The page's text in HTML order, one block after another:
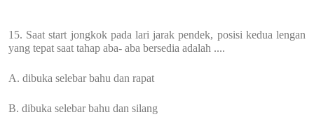
15. Saat start jongkok pada lari jarak pendek, posisi kedua lengan
yang tepat saat tahap aba- aba bersedia adalah ....
A. dibuka selebar bahu dan rapat
B. dibuka selebar bahu dan silang